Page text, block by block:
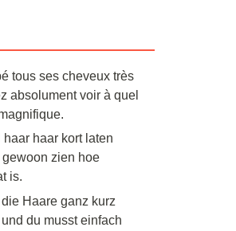
tous ses cheveux très
absolument voir à quel
haar kort laten
zien hoe
is.
Haare ganz kurz
du musst einfach